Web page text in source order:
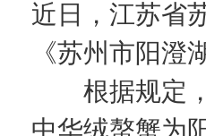
近日，江苏省
《苏州市阳澄
根据规定，
中华绒螯蟹为